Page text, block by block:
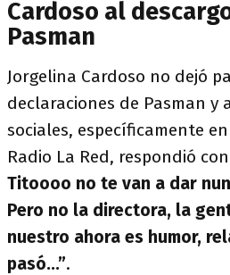
Cardoso al
Pasman
Jorgelina Cardoso no dejó
declaraciones de Pasman y
sociales, específicamente
Radio La Red, respondió
Titoooo no te van a dar
Pero no la directora, la
nuestro ahora es humor,
pasó...”.